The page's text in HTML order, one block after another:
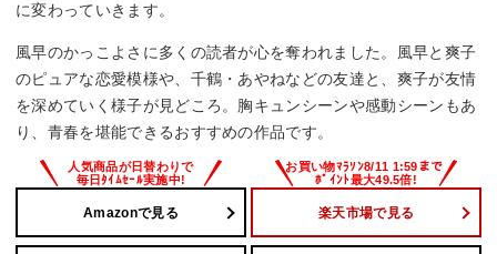
に変わっていきます。
風早のかっこよさに多くの読者が心を奪われました。風早と爽子
のピュアな恋愛模様や、千鶴・あやねなどの友達と、爽子が友情
を深めていく様子が見どころ。胸キュンシーンや感動シーンもあ
り、青春を堪能できるおすすめの作品です。
Amazonで見る 楽天市場で見る